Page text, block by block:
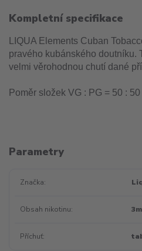
Kompletní specifikace
LIQUA Elements Cuban
pravého kubánského doutníku.
velmi věrohodnou chutí dané
Poměr složek VG : PG = 50 : 50
Parametry
Značka
Obsah nikotinu
Příchuť